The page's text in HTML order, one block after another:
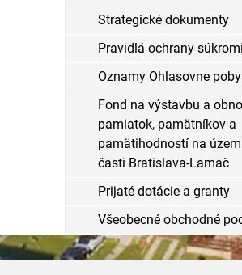
Strategické dokumenty
Pravidlá ochrany
Oznamy Ohlasovne
Fond na výstavbu a
pamiatok, pamätníkov a
pamätihodností na
časti Bratislava-Lamač
Prijaté dotácie a granty
Všeobecné obchodné